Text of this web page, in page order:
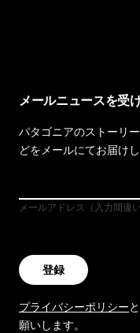
メールニュースを受
パタゴニアのストーリ
どをメールにてお届けし
メールアドレス（入力間違
登録
プライバシーポリシーと
願いします。